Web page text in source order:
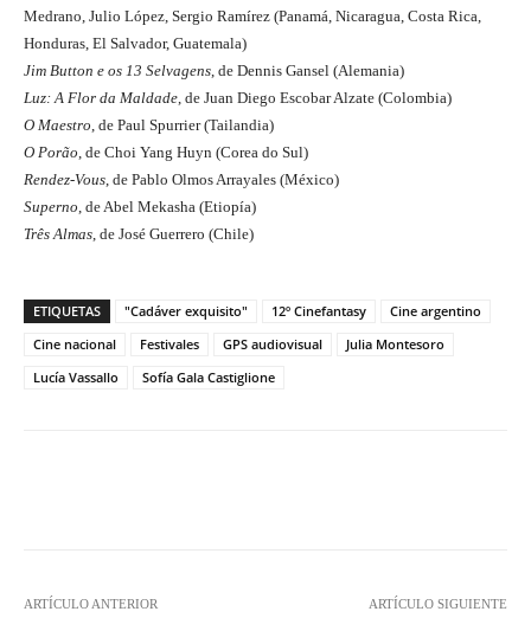
Medrano, Julio López, Sergio Ramírez (Panamá, Nicaragua, Costa Rica,
Honduras, El Salvador, Guatemala)
Jim Button e os 13 Selvagens, de Dennis Gansel (Alemania)
Luz: A Flor da Maldade, de Juan Diego Escobar Alzate (Colombia)
O Maestro, de Paul Spurrier (Tailandia)
O Porão, de Choi Yang Huyn (Corea do Sul)
Rendez-Vous, de Pablo Olmos Arrayales (México)
Superno, de Abel Mekasha (Etiopía)
Três Almas, de José Guerrero (Chile)
ETIQUETAS "Cadáver exquisito" 12º Cinefantasy
Cine argentino
Cine nacional
Festivales GPS audiovisual
Julia Montesoro
Lucía Vassallo
Sofía Gala Castiglione
ARTÍCULO ANTERIOR ARTÍCULO SIGUIENTE